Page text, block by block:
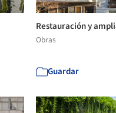
Restauración y
Obras
Guardar